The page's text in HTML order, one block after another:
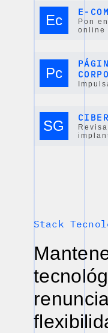
Ec E-
Pon
online
Pc
SG
Stack